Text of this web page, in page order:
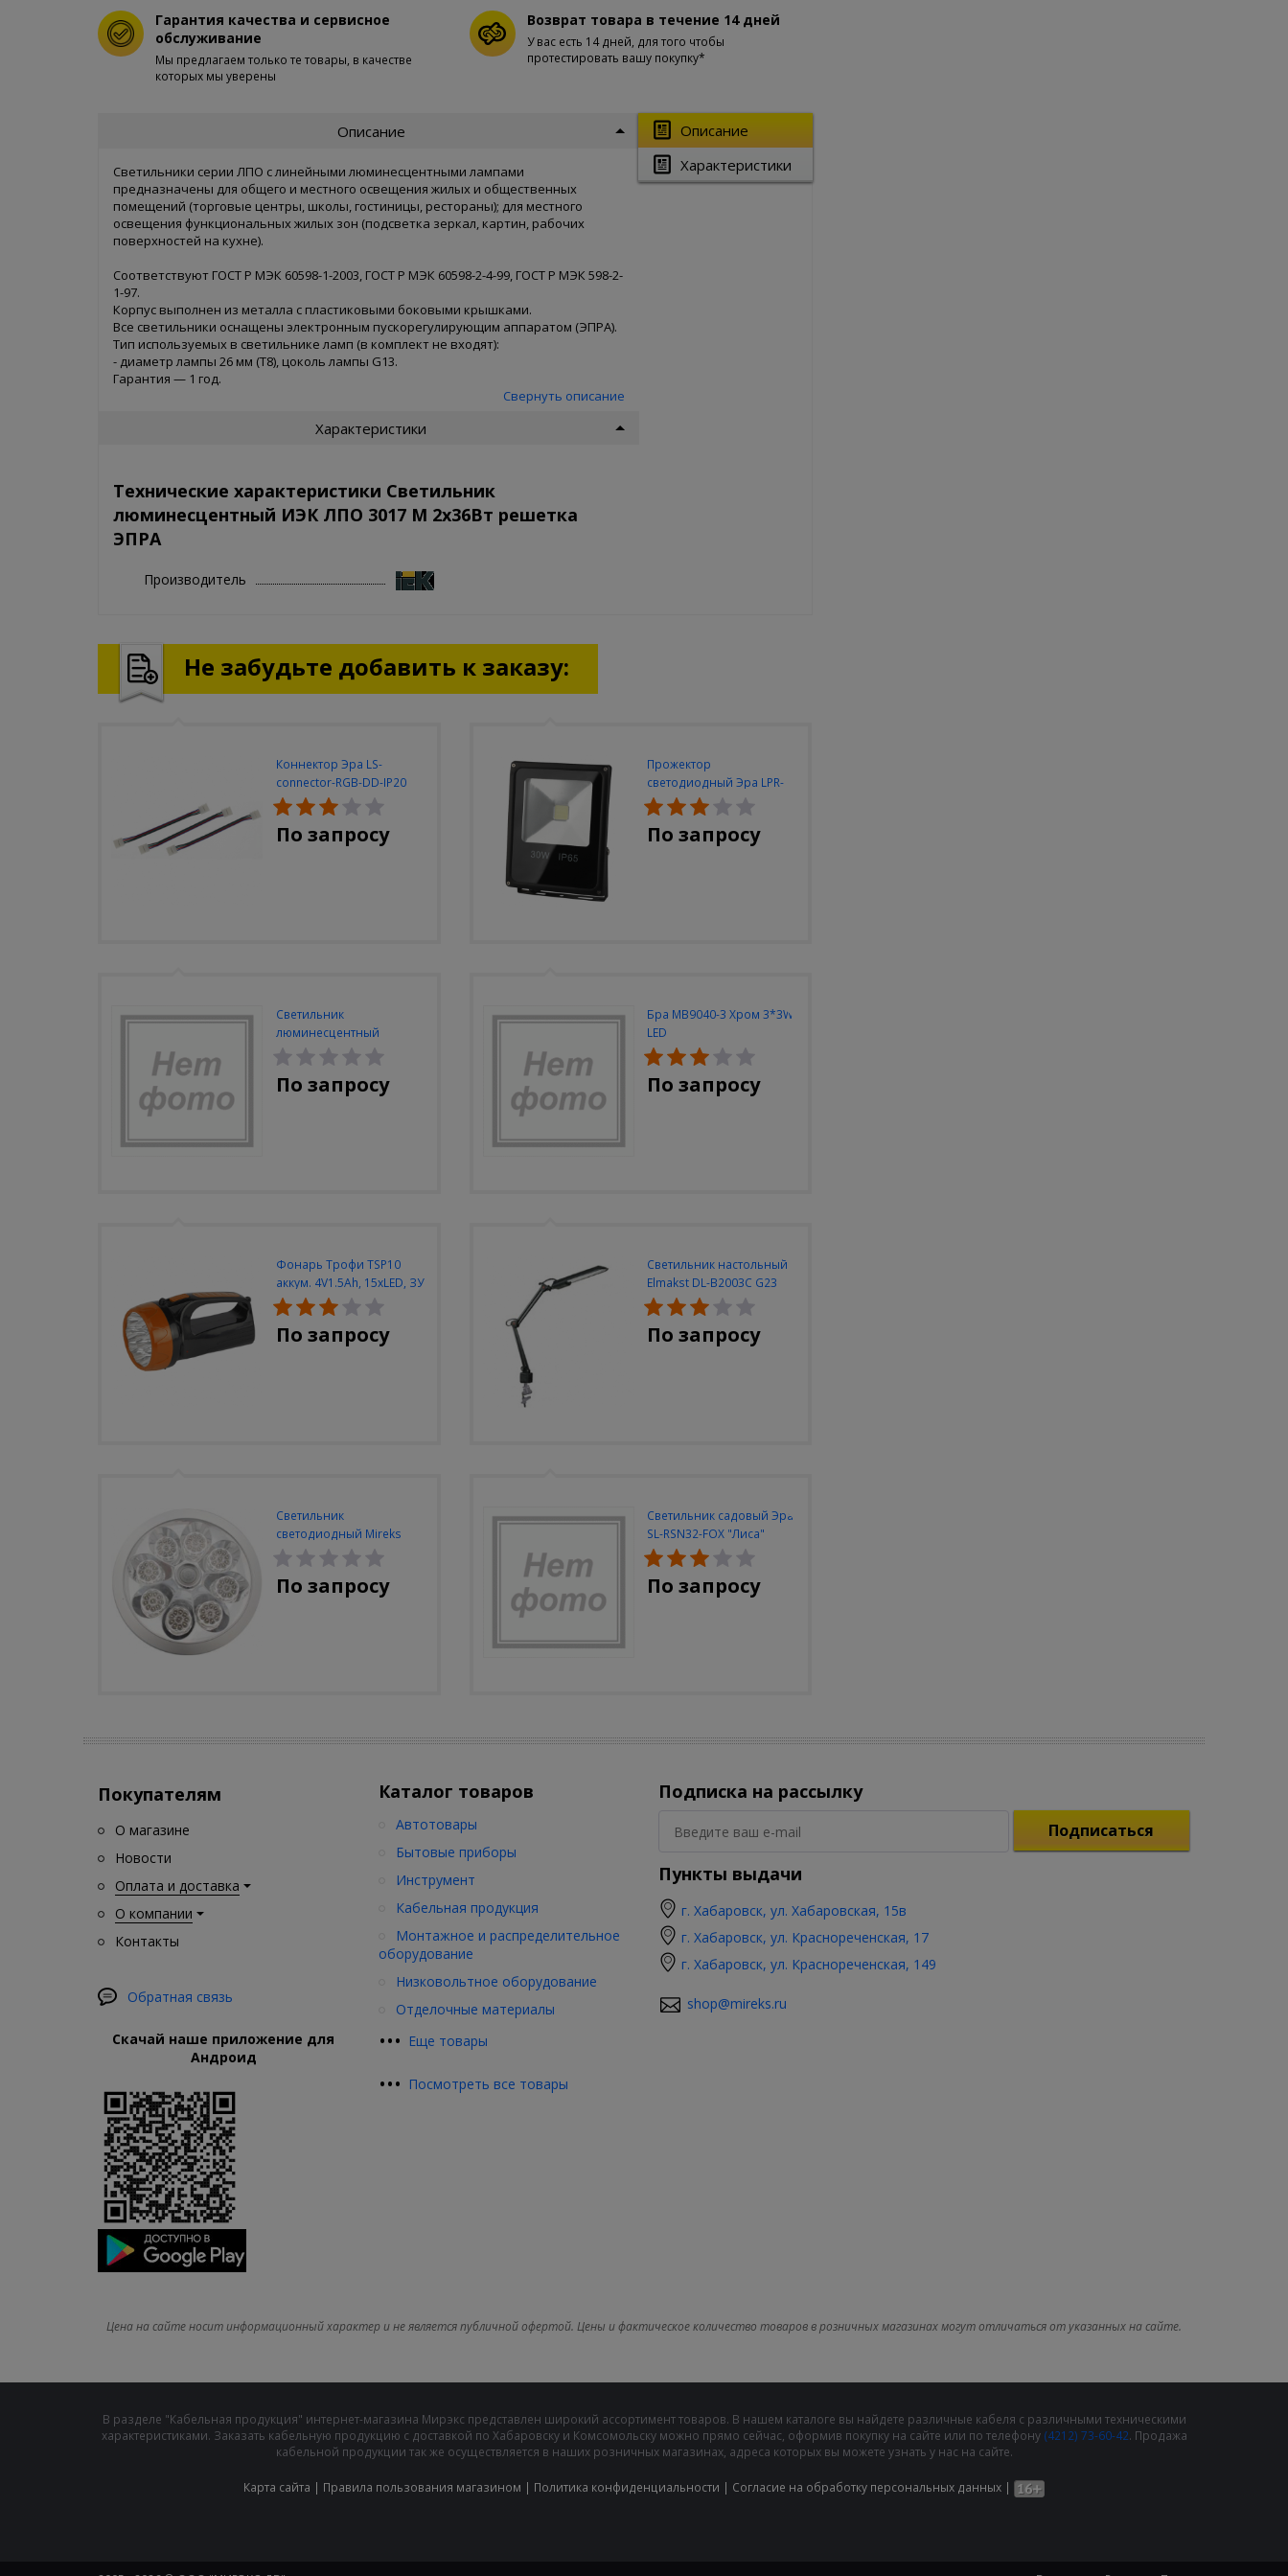
Гарантия качества и сервисное
обслуживание
Мы предлагаем только те товары, в качестве
которых мы уверены
Возврат товара в течение 14 дней
У вас есть 14 дней, для того чтобы
протестировать вашу покупку*
Описание
Характеристики
Описание
Светильники серии ЛПО с линейными люминесцентными лампами
предназначены для общего и местного освещения жилых и общественных
помещений (торговые центры, школы, гостиницы, рестораны); для местного
освещения функциональных жилых зон (подсветка зеркал, картин, рабочих
поверхностей на кухне).
Соответствуют ГОСТ Р МЭК 60598-1-2003, ГОСТ Р МЭК 60598-2-4-99, ГОСТ Р МЭК 598-2-
1-97.
Корпус выполнен из металла с пластиковыми боковыми крышками.
Все светильники оснащены электронным пускорегулирующим аппаратом (ЭПРА).
Тип используемых в светильнике ламп (в комплект не входят):
- диаметр лампы 26 мм (T8), цоколь лампы G13.
Гарантия — 1 год.
Свернуть описание
Характеристики
Технические характеристики Светильник
люминесцентный ИЭК ЛПО 3017 М 2х36Вт решетка
ЭПРА
Производитель
Не забудьте добавить к заказу:
Коннектор Эра LS-
connector-RGB-DD-IP20
(3шт/уп)
По запросу
Прожектор
светодиодный Эра LPR-
30W-6500K-M
По запросу
Светильник
люминесцентный
Navigator NEL-A2-E130-T4-
840/WH
По запросу
Бра MB9040-3 Хром 3*3W
LED
По запросу
Фонарь Трофи TSP10
аккум. 4V1.5Ah, 15xLED, ЗУ
вилка 220V
По запросу
Светильник настольный
Elmakst DL-B2003C G23
черный струбцина
По запросу
Светильник
светодиодный Mireks
С-310-80-S (5W/4000-
5000K/500lm/датчик
движения)
По запросу
Светильник садовый Эра
SL-RSN32-FOX "Лиса"
солн.бат, полистоун,
цветной, 32 см
По запросу
Покупателям
О магазине
Новости
Оплата и доставка
О компании
Контакты
Обратная связь
Скачай наше приложение для
Андроид
Каталог товаров
••• Еще товары
Автотовары
Бытовые приборы
Инструмент
Кабельная продукция
Монтажное и распределительное
оборудование
Низковольтное оборудование
Отделочные материалы
••• Посмотреть все товары
Подписка на рассылку
Подписаться
Пункты выдачи
г. Хабаровск, ул. Хабаровская, 15в
г. Хабаровск, ул. Краснореченская, 17
г. Хабаровск, ул. Краснореченская, 149
shop@mireks.ru
Цена на сайте носит информационный характер и не является публичной офертой. Цены и фактическое количество товаров в розничных магазинах могут отличаться от указанных на сайте.
В разделе "Кабельная продукция" интернет-магазина Мирэкс представлен широкий ассортимент товаров. В нашем каталоге вы найдете различные кабеля с различными техническими
характеристиками. Заказать кабельную продукцию с доставкой по Хабаровску и Комсомольску можно прямо сейчас, оформив покупку на сайте или по телефону (4212) 73-60-42. Продажа
кабельной продукции так же осуществляется в наших розничных магазинах, адреса которых вы можете узнать у нас на сайте.
Карта сайта | Правила пользования магазином | Политика конфиденциальности | Cогласие на обработку персональных данных |